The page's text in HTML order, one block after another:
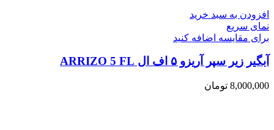
افزودن به سبد خرید
نمای سریع
برای مقایسه اضافه کنید
آبگیر زیر سپر آریزو ۵ اف ال ARRIZO 5 FL
8,000,000 تومان